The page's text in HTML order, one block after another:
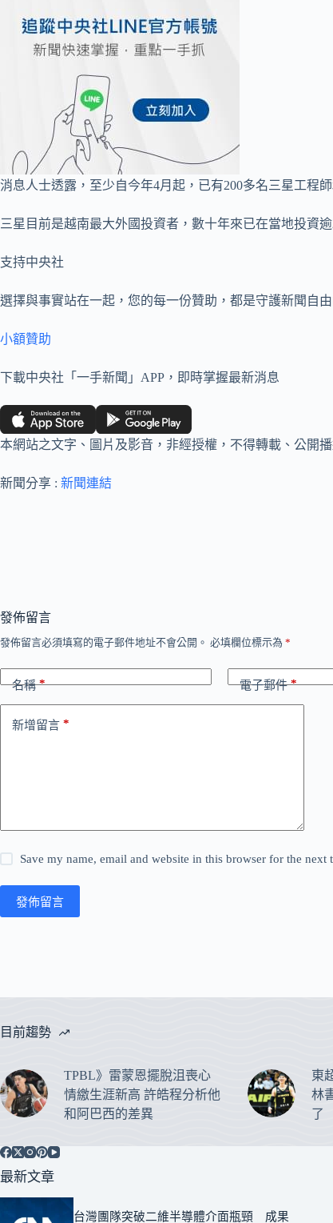
消息人士透露，至少自今年4月起，已有200多名三星工程
三星目前是越南最大外國投資者，數十年來已在當地投資
支持中央社
選擇與事實站在一起，您的每一份贊助，都是守護新聞自
小額贊助
下載中央社「一手新聞」APP，即時掌握最新消息
本網站之文字、圖片及影音，非經授權，不得轉載、公開
新聞分享 : 新聞連結
發佈留言
發佈留言必須填寫的電子郵件地址不會公開。 必填欄位標示為 *
名稱* 電子郵件*
新增留言 *
Save my name, email and website in this browser for the next
發佈留言
目前趨勢
TPBL》雷蒙恩擺脫沮喪心
情繳生涯新高 許皓程分析他
和阿巴西的差異
東
林
了
最新文章
台灣團隊突破二維半導體介面瓶頸 成果